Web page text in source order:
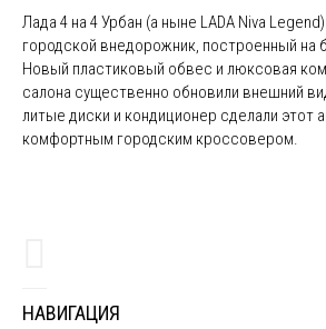
Лада 4 на 4 Урбан (а ныне LADA Niva
городской внедорожник, построенный на
Новый пластиковый обвес и люксовая
салона существенно обновили внешний
литые диски и кондиционер сделали этот
комфортным городским кроссовером.
НАВИГАЦИЯ